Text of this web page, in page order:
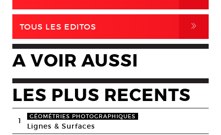
TOUS LES EDITOS ,
A VOIR AUSSI
LES PLUS RECENTS
1 GÉOMÉTRIES PHOTOGRAPHIQUES
Lignes & Surfaces